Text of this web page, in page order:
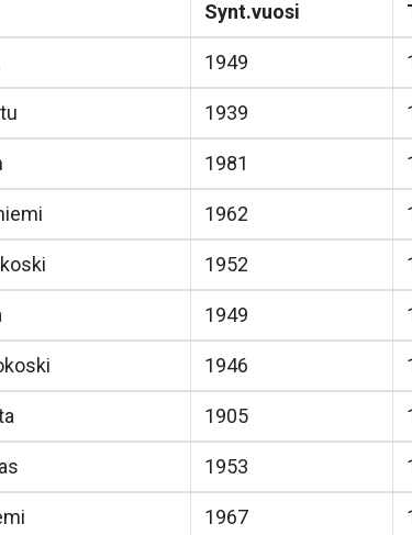
Synt.vuosi
1949
1939
1981
1962
1952
1949
1946
1905
1953
1967